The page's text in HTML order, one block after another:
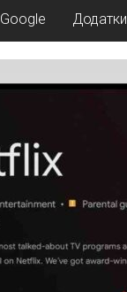
Google Додатки